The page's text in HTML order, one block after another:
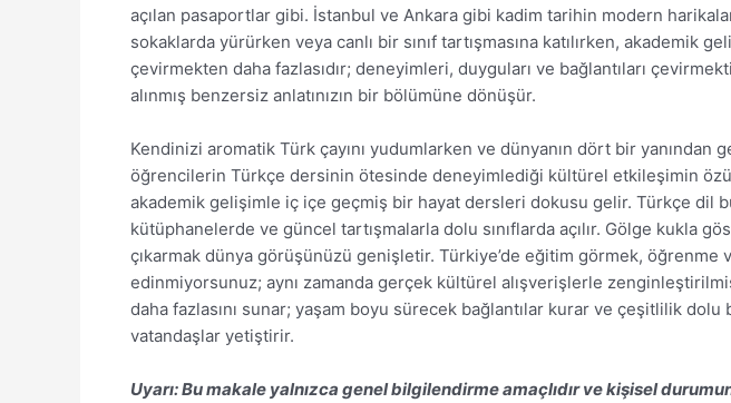
açılan pasaportlar gibi. İstanbul ve Ankara gibi kadim tarihin modern
sokaklarda yürürken veya canlı bir sınıf tartışmasına katılırken,
çevirmekten daha fazlasıdır; deneyimleri, duyguları ve bağlantıları
alınmış benzersiz anlatınızın bir bölümüne dönüşür.
Kendinizi aromatik Türk çayını yudumlarken ve dünyanın dört bir
öğrencilerin Türkçe dersinin ötesinde deneyimlediği kültürel etkileşimin
akademik gelişimle iç içe geçmiş bir hayat dersleri dokusu gelir. Türkçe dil
kütüphanelerde ve güncel tartışmalarla dolu sınıflarda açılır. Gölge kukla
çıkarmak dünya görüşünüzü genişletir. Türkiye’de eğitim görmek, öğrenme
edinmiyorsunuz; aynı zamanda gerçek kültürel alışverişlerle
daha fazlasını sunar; yaşam boyu sürecek bağlantılar kurar ve çeşitlilik
vatandaşlar yetiştirir.
Uyarı: Bu makale yalnızca genel bilgilendirme amaçlıdır ve kişisel